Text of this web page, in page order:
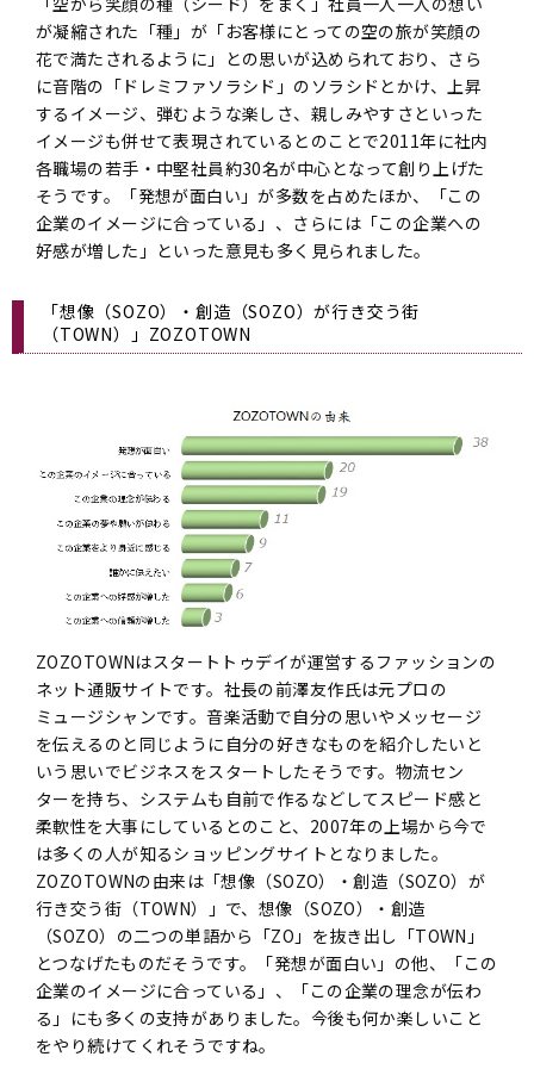
が凝縮された「種」が「お客様にとっての空の旅が笑顔の
花で満たされるように」との思いが込められており、さら
に音階の「ドレミファソラシド」のソラシドとかけ、上昇
するイメージ、弾むような楽しさ、親しみやすさといった
イメージも併せて表現されているとのことで2011年に社内
各職場の若手・中堅社員約30名が中心となって創り上げた
そうです。「発想が面白い」が多数を占めたほか、「この
企業のイメージに合っている」、さらには「この企業への
好感が増した」といった意見も多く見られました。
「想像（SOZO）・創造（SOZO）が行き交う街
（TOWN）」ZOZOTOWN
ZOZOTOWNはスタートトゥデイが運営するファッションの
ネット通販サイトです。社長の前澤友作氏は元プロの
ミュージシャンです。音楽活動で自分の思いやメッセージ
を伝えるのと同じように自分の好きなものを紹介したいと
いう思いでビジネスをスタートしたそうです。物流セン
ターを持ち、システムも自前で作るなどしてスピード感と
柔軟性を大事にしているとのこと、2007年の上場から今で
は多くの人が知るショッピングサイトとなりました。
ZOZOTOWNの由来は「想像（SOZO）・創造（SOZO）が
行き交う街（TOWN）」で、想像（SOZO）・創造
（SOZO）の二つの単語から「ZO」を抜き出し「TOWN」
とつなげたものだそうです。「発想が面白い」の他、「この
企業のイメージに合っている」、「この企業の理念が伝わ
る」にも多くの支持がありました。今後も何か楽しいこと
をやり続けてくれそうですね。